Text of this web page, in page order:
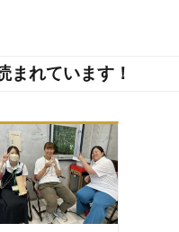
まれています！